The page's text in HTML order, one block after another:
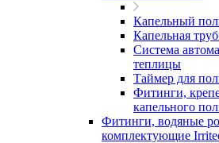
Капельный
Капельная
Система
теплицы
Таймер для
Фитинги,
капельного
Фитинги, водяные
комплектующие